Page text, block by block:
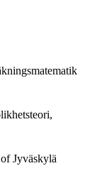
Jyväskylä